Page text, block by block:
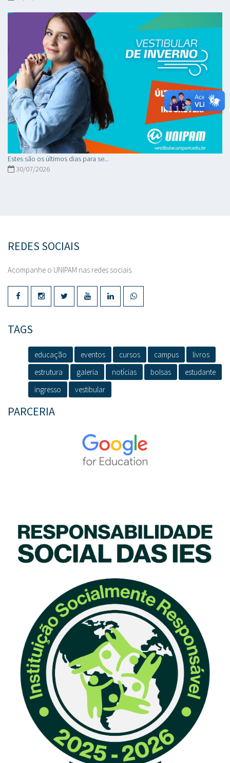
Estes são os últimos dias para se...
30/07/2026
REDES SOCIAIS
Acompanhe o UNIPAM nas redes sociais.
TAGS
educação eventos cursos campus
livros
estrutura
galeria notícias bolsas
estudante
ingresso
vestibular
PARCERIA